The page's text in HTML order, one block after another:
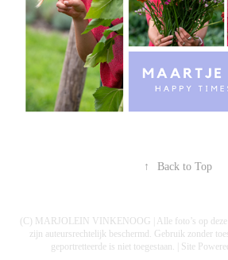
↑ Back to Top
(C) MARJOLEIN VINKENOOG | Alle foto’s op deze
zijn auteursrechtelijk beschermd. Gebruik zonder
geportretteerde is niet toegestaan. | Site